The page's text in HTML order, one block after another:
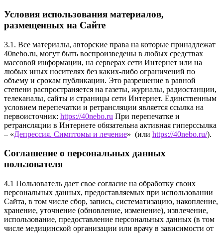
Условия использования материалов,
размещенных на Сайте
3.1. Все материалы, авторские права на которые принадлежат
40nebo.ru, могут быть воспроизведены в любых средствах
массовой информации, на серверах сети Интернет или на
любых иных носителях без каких-либо ограничений по
объему и срокам публикации. Это разрешение в равной
степени распространяется на газеты, журналы, радиостанции,
телеканалы, сайты и страницы сети Интернет. Единственным
условием перепечатки и ретрансляции является ссылка на
первоисточник: https://40nebo.ru При перепечатке и
ретрансляции в Интернете обязательна активная гиперссылка
– «Депрессия. Симптомы и лечение» (или https://40nebo.ru/).
Соглашение о персональных данных
пользователя
4.1 Пользователь дает свое согласие на обработку своих
персональных данных, предоставляемых при использовании
Сайта, в том числе сбор, запись, систематизацию, накопление,
хранение, уточнение (обновление, изменение), извлечение,
использование, предоставление персональных данных (в том
числе медицинской организации или врачу в зависимости от